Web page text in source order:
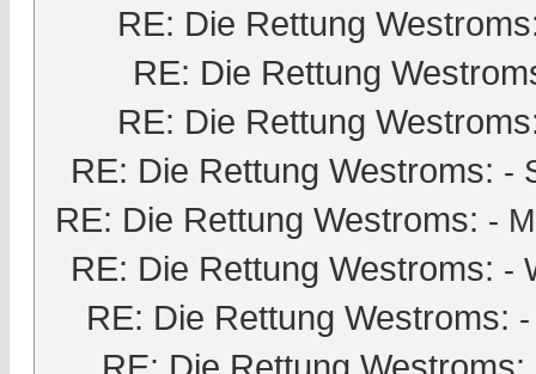
RE: Die Rettung
RE: Die Rettung
RE: Die Rettung
RE: Die Rettung Westroms: -
RE: Die Rettung Westroms: -
RE: Die Rettung Westroms: -
RE: Die Rettung Westroms: